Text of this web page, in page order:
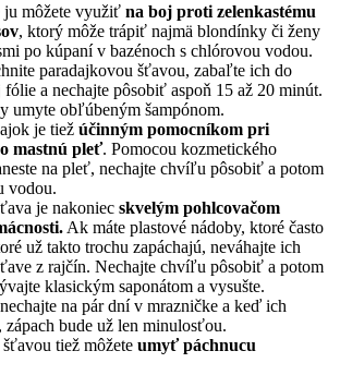
ju môžete využiť na boj proti zelenkastému
, ktorý môže trápiť najmä blondínky či ženy
po kúpaní v bazénoch s chlórovou vodou.
paradajkovou šťavou, zabaľte ich do
fólie a nechajte pôsobiť aspoň 15 až 20 minút.
umyte obľúbeným šampónom.
je tiež účinným pomocníkom pri
mastnú pleť. Pomocou kozmetického
na pleť, nechajte chvíľu pôsobiť a potom
vodou.
je nakoniec skvelým pohlcovačom
Ak máte plastové nádoby, ktoré často
už takto trochu zapáchajú, neváhajte ich
z rajčín. Nechajte chvíľu pôsobiť a potom
klasickým saponátom a vysušte.
na pár dní v mrazničke a keď ich
zápach bude už len minulosťou.
tiež môžete umyť páchnucu